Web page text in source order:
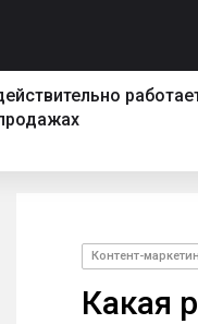
Бесплатный экспресс
Реклама: ООО "ПРЕССФИД", ИНН:
1157746902961, Erid: 2W5zFGDycPz
Контент-
Какая